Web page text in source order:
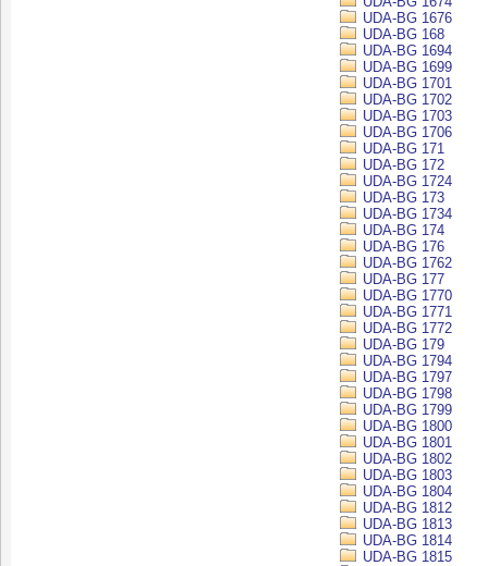
UDA-BG 1676
UDA-BG 168
UDA-BG 1694
UDA-BG 1699
UDA-BG 1701
UDA-BG 1702
UDA-BG 1703
UDA-BG 1706
UDA-BG 171
UDA-BG 172
UDA-BG 1724
UDA-BG 173
UDA-BG 1734
UDA-BG 174
UDA-BG 176
UDA-BG 1762
UDA-BG 177
UDA-BG 1770
UDA-BG 1771
UDA-BG 1772
UDA-BG 179
UDA-BG 1794
UDA-BG 1797
UDA-BG 1798
UDA-BG 1799
UDA-BG 1800
UDA-BG 1801
UDA-BG 1802
UDA-BG 1803
UDA-BG 1804
UDA-BG 1812
UDA-BG 1813
UDA-BG 1814
UDA-BG 1815